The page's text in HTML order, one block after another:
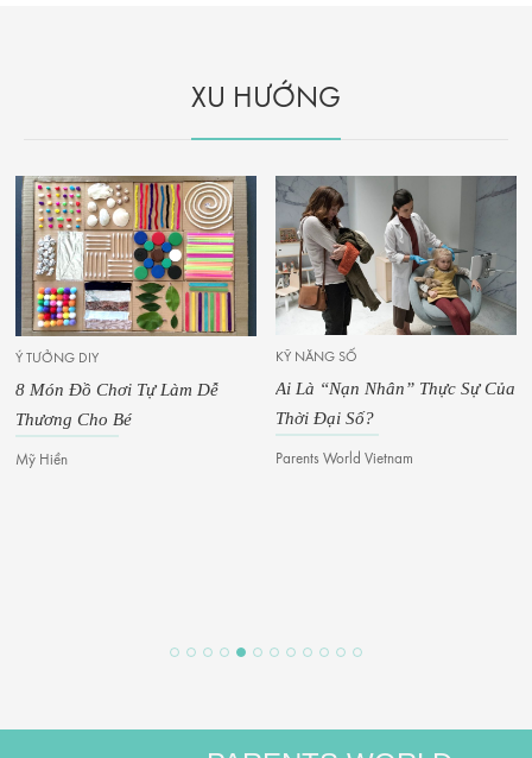
XU HƯỚNG
Ý TƯỞNG DIY
8 Món Đồ Chơi Tự Làm Dễ
Thương Cho Bé
Mỹ Hiền
KỸ NĂNG SỐ
Ai Là “Nạn Nhân” Thực Sự Của
Thời Đại Số?
Parents World Vietnam